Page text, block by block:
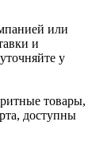
или
и
у
товары,
доступны